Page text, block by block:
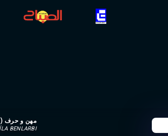
مهن و حرف (Rediffusion)
BENLARBI